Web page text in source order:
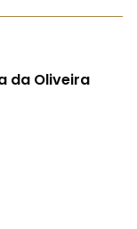
da Oliveira